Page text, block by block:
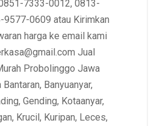
7333-0012, 0813-
0609 atau Kirimkan
harga ke email kami
Jual
Probolinggo Jawa
Banyuanyar,
Gending, Kotaanyar,
Krucil, Kuripan, Leces,